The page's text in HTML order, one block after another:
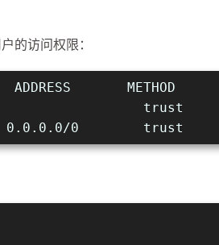
的访问权限：
METHOD
trust
0        trust